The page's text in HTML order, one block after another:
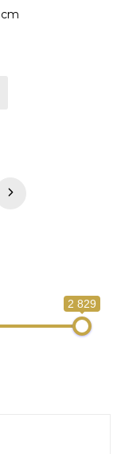
2 829